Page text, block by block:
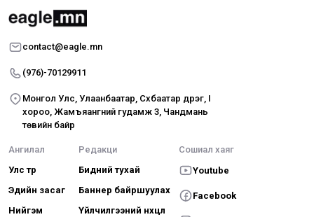
contact@eagle.mn
(976)-70129911
Монгол Улс, Улаанбаатар, Сүхбаатар дүүрэг, I
хороо, Жамъяангүний гудамж 3, Чандмань
төвийн байр
Ангилал
Улс төр
Эдийн засаг
Нийгэм
Редакци
Бидний тухай
Баннер байршуулах
Үйлчилгээний нөхцөл
Сошиал хаяг
Youtube
Facebook